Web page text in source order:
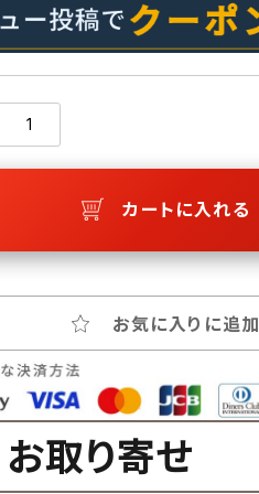
カートに入れる
お気に入りに追加
お取り寄せ